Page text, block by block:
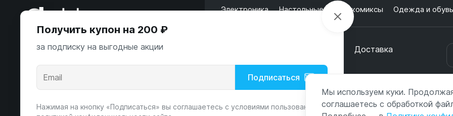
В корзину
ООО «Некстайп» 2026 © Все права
защищены
Андропова пр-т, 22
8 (800) 123-55-44
Электроника Настольные игры и комиксы Одежда и обувь
Доставка
Получить купон на 200 ₽
за подписку на выгодные акции
Подписаться
Нажимая на кнопку «Подписаться» вы соглашаетесь с условиями пользования и
Мы используем куки.
соглашаетесь с обработкой